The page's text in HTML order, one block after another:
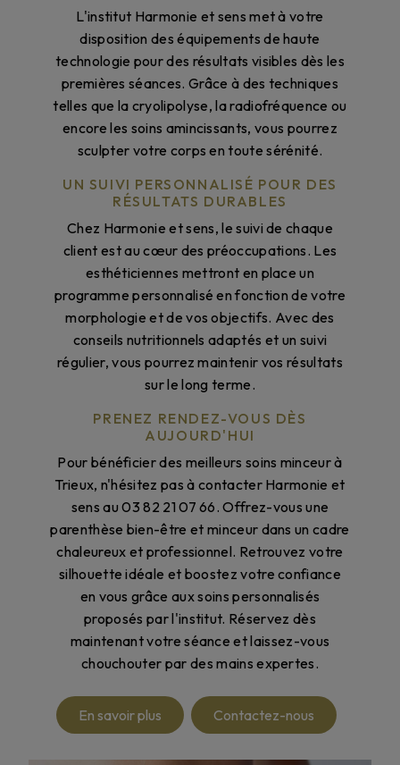
L'institut Harmonie et sens met à votre
disposition des équipements de haute
technologie pour des résultats visibles dès les
premières séances. Grâce à des techniques
telles que la cryolipolyse, la radiofréquence ou
encore les soins amincissants, vous pourrez
sculpter votre corps en toute sérénité.
UN SUIVI PERSONNALISÉ POUR DES
RÉSULTATS DURABLES
Chez Harmonie et sens, le suivi de chaque
client est au cœur des préoccupations. Les
esthéticiennes mettront en place un
programme personnalisé en fonction de votre
morphologie et de vos objectifs. Avec des
conseils nutritionnels adaptés et un suivi
régulier, vous pourrez maintenir vos résultats
sur le long terme.
PRENEZ RENDEZ-VOUS DÈS
AUJOURD'HUI
Pour bénéficier des meilleurs soins minceur à
Trieux, n'hésitez pas à contacter Harmonie et
sens au 03 82 21 07 66. Offrez-vous une
parenthèse bien-être et minceur dans un cadre
chaleureux et professionnel. Retrouvez votre
silhouette idéale et boostez votre confiance
en vous grâce aux soins personnalisés
proposés par l'institut. Réservez dès
maintenant votre séance et laissez-vous
chouchouter par des mains expertes.
En savoir plus Contactez-nous